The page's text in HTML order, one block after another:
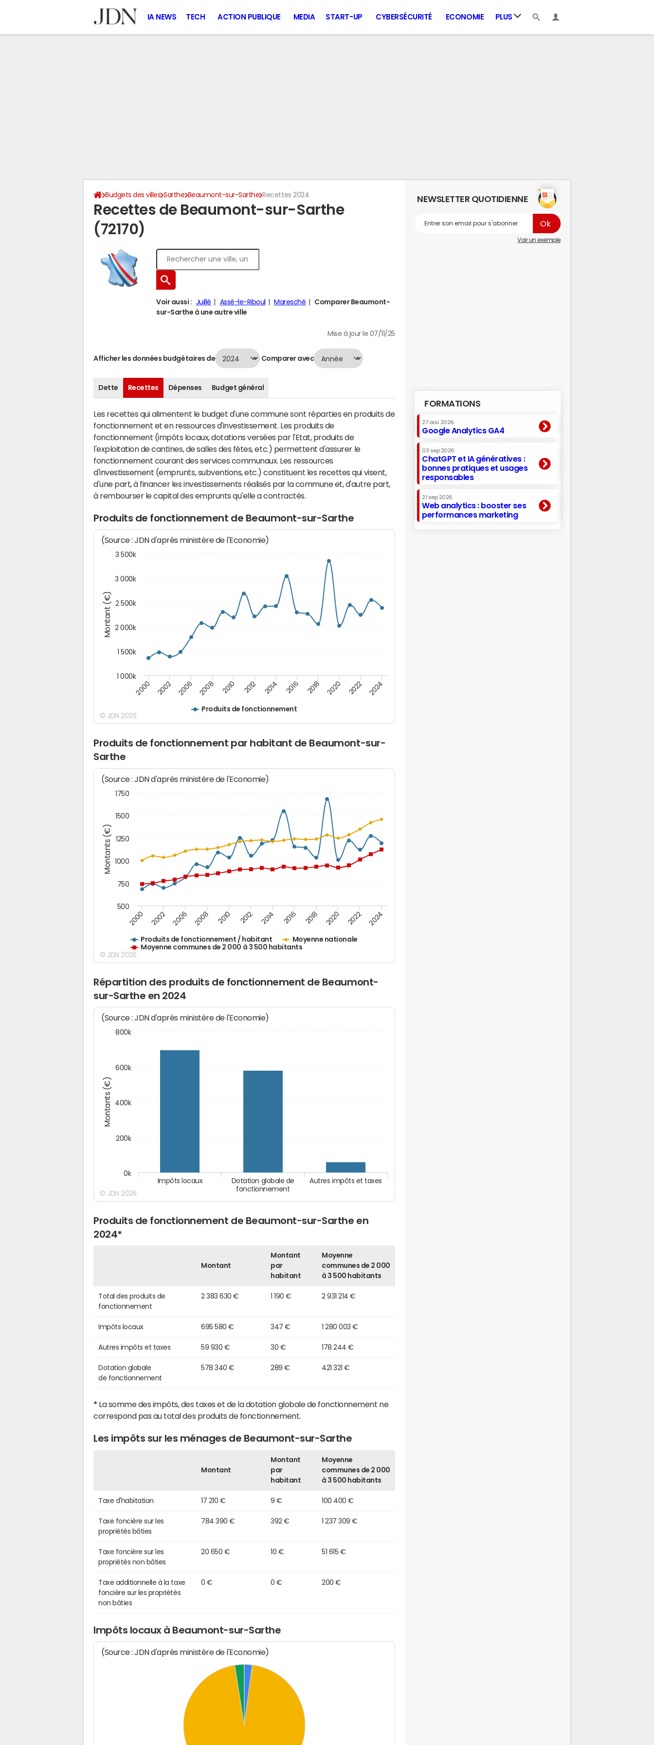
IA NEWS TECH ACTION PUBLIQUE MEDIA START-UP CYBERSÉCURITÉ ECONOMIE PLUS
Budgets des villes Sarthe Beaumont-sur-Sarthe Recettes 2024
Recettes de Beaumont-sur-Sarthe
(72170)
Voir aussi : Juillé Assé-le-Riboul Maresché
Comparer Beaumont-
sur-Sarthe à une autre ville
Mise à jour le 07/11/25
Afficher les données budgétaires de Comparer avec
Dette Recettes Dépenses Budget général
Les recettes qui alimentent le budget d'une commune sont réparties en produits de
fonctionnement et en ressources d'investissement. Les produits de
fonctionnement (impôts locaux, dotations versées par l'Etat, produits de
l'exploitation de cantines, de salles des fêtes, etc.) permettent d'assurer le
fonctionnement courant des services communaux. Les ressources
d'investissement (emprunts, subventions, etc.) constituent les recettes qui visent,
d'une part, à financer les investissements réalisés par la commune et, d'autre part,
à rembourser le capital des emprunts qu'elle a contractés.
Produits de fonctionnement de Beaumont-sur-Sarthe
Montant (€)
(Source : JDN d'après ministère de l'Economie)
Produits de fonctionnement
2000 2002 2006 2008 2010 2012 2014 2016 2018 2020 2022 2024
1 000k
1 500k
2 000k
2 500k
3 000k
3 500k
© JDN 2026
Produits de fonctionnement par habitant de Beaumont-sur-
Sarthe
Montants (€)
(Source : JDN d'après ministère de l'Economie)
Produits de fonctionnement / habitant
Moyenne nationale
Moyenne communes de 2 000 à 3 500 habitants
2000 2002 2006 2008 2010 2012 2014 2016 2018 2020 2022 2024
500
750
1000
1250
1500
1750
© JDN 2026
Répartition des produits de fonctionnement de Beaumont-
sur-Sarthe en 2024
Montants (€)
(Source : JDN d'après ministère de l'Economie)
Autres impôts et taxes
Dotation globale de
fonctionnement
Impôts locaux
0k
200k
400k
600k
800k
© JDN 2026
Produits de fonctionnement de Beaumont-sur-Sarthe en
2024*
Montant
Montant
par
habitant
Moyenne
communes de 2 000
à 3 500 habitants
Total des produits de
fonctionnement
2 383 630 € 1 190 € 2 931 214 €
Impôts locaux 695 580 € 347 € 1 280 003 €
Autres impôts et taxes 59 930 € 30 € 178 244 €
Dotation globale
de fonctionnement
578 340 € 289 € 421 321 €
* La somme des impôts, des taxes et de la dotation globale de fonctionnement ne
correspond pas au total des produits de fonctionnement.
Les impôts sur les ménages de Beaumont-sur-Sarthe
Montant
Montant
par
habitant
Moyenne
communes de 2 000
à 3 500 habitants
Taxe d'habitation 17 210 € 9 € 100 400 €
Taxe foncière sur les
propriétés bâties
784 390 € 392 € 1 237 309 €
Taxe foncière sur les
propriétés non bâties
20 650 € 10 € 51 615 €
Taxe additionnelle à la taxe
foncière sur les propriétés
non bâties
0 € 0 € 200 €
Impôts locaux à Beaumont-sur-Sarthe
(Source : JDN d'après ministère de l'Economie)
NEWSLETTER QUOTIDIENNE
Voir un exemple
FORMATIONS
27 aoû 2026
Google Analytics GA4
03 sep 2026
ChatGPT et IA génératives :
bonnes pratiques et usages
responsables
21 sep 2026
Web analytics : booster ses
performances marketing